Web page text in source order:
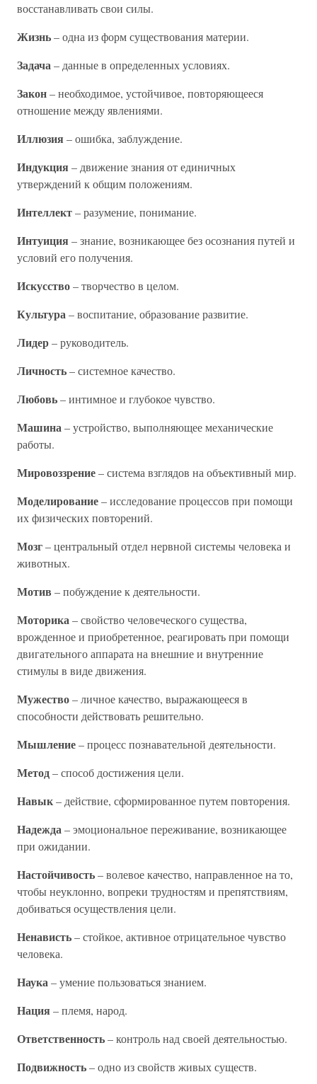
восстанавливать свои силы.
Жизнь– одна из форм существования материи.
Задача– данные в определенных условиях.
Закон– необходимое, устойчивое, повторяющееся
отношение между явлениями.
Иллюзия – ошибка, заблуждение.
Индукция – движение знания от единичных
утверждений к общим положениям.
Интеллект– разумение, понимание.
Интуиция – знание, возникающее без осознания путей и
условий его получения.
Искусство– творчество в целом.
Культура– воспитание, образование развитие.
Лидер– руководитель.
Личность– системное качество.
Любовь– интимное и глубокое чувство.
Машина– устройство, выполняющее механические
работы.
Мировоззрение– система взглядов на объективный мир.
Моделирование– исследование процессов при помощи
их физических повторений.
Мозг– центральный отдел нервной системы человека и
животных.
Мотив – побуждение к деятельности.
Моторика– свойство человеческого существа,
врожденное и приобретенное, реагировать при помощи
двигательного аппарата на внешние и внутренние
стимулы в виде движения.
Мужество– личное качество, выражающееся в
способности действовать решительно.
Мышление– процесс познавательной деятельности.
Метод– способ достижения цели.
Навык– действие, сформированное путем повторения.
Надежда– эмоциональное переживание, возникающее
при ожидании.
Настойчивость– волевое качество, направленное на то,
чтобы неуклонно, вопреки трудностям и препятствиям,
добиваться осуществления цели.
Ненависть– стойкое, активное отрицательное чувство
человека.
Наука– умение пользоваться знанием.
Нация – племя, народ.
Ответственность– контроль над своей деятельностью.
Подвижность– одно из свойств живых существ.